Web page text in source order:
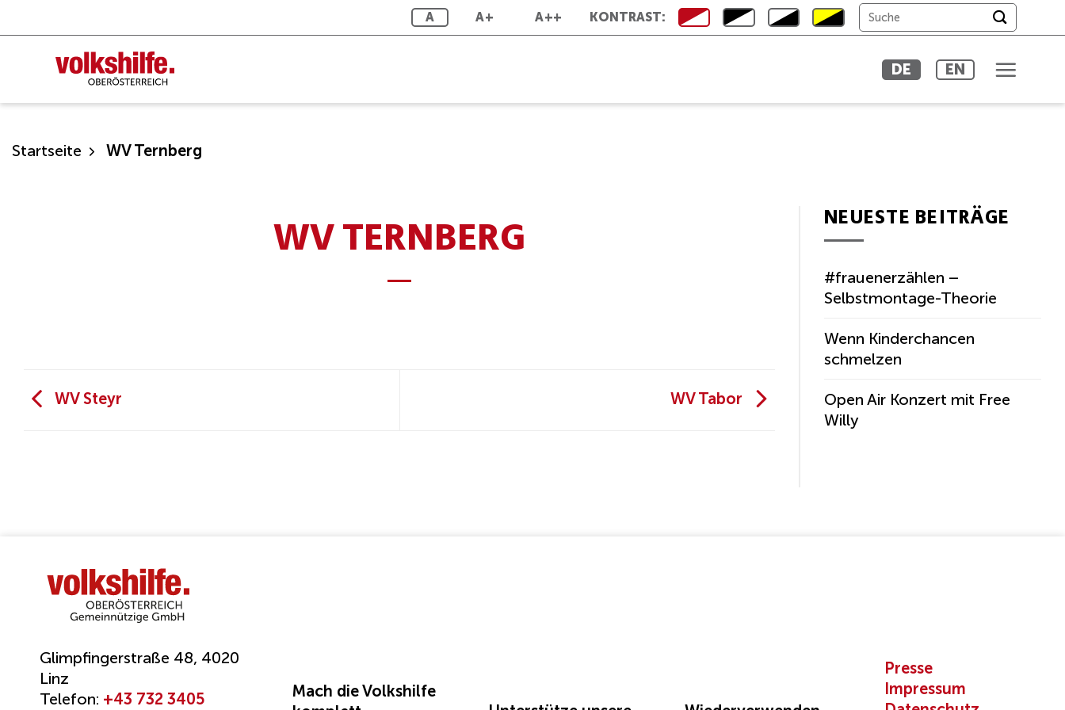
Inhalt
A A+ A++ KONTRAST:
DE EN
Startseite WV Ternberg
WV TERNBERG
WV Steyr WV Tabor
NEUESTE BEITRÄGE
#frauenerzählen –
Selbstmontage-Theorie
Wenn Kinderchancen
schmelzen
Open Air Konzert mit Free
Willy
Glimpfingerstraße 48, 4020
Linz
Telefon: +43 732 3405
Mach die Volkshilfe
Presse
Impressum